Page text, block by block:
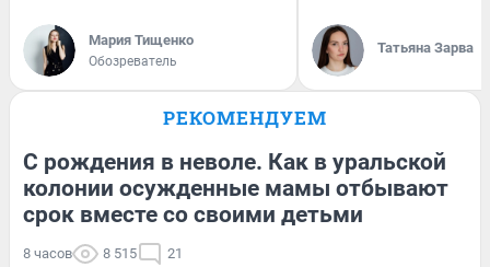
Мария Тищенко
Обозреватель
Татьяна Зарва
РЕКОМЕНДУЕМ
С рождения в неволе. Как в уральской
колонии осужденные мамы отбывают
срок вместе со своими детьми
8 часов 8 515 21